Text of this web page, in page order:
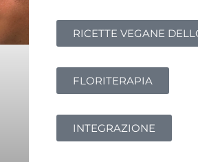
RICETTE VEGANE
FLORITERAPIA
INTEGRAZIONE